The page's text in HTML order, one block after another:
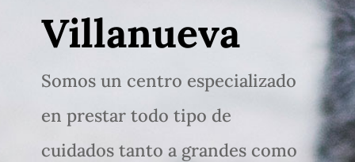
Villanueva
Somos un centro especializado
en prestar todo tipo de
cuidados tanto a grandes como